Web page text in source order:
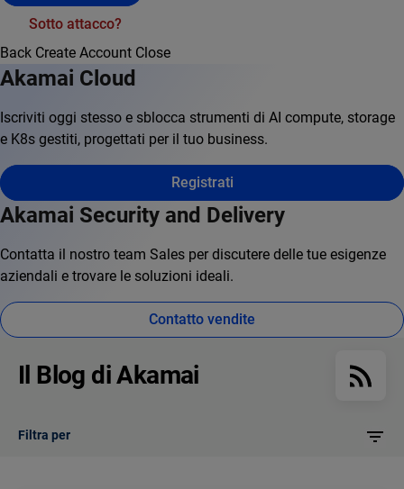
Sotto attacco?
Back Create Account Close
Akamai Cloud
Iscriviti oggi stesso e sblocca strumenti di AI compute, storage
e K8s gestiti, progettati per il tuo business.
Registrati
Akamai Security and Delivery
Contatta il nostro team Sales per discutere delle tue esigenze
aziendali e trovare le soluzioni ideali.
Contatto vendite
Il Blog di Akamai
Filtra per